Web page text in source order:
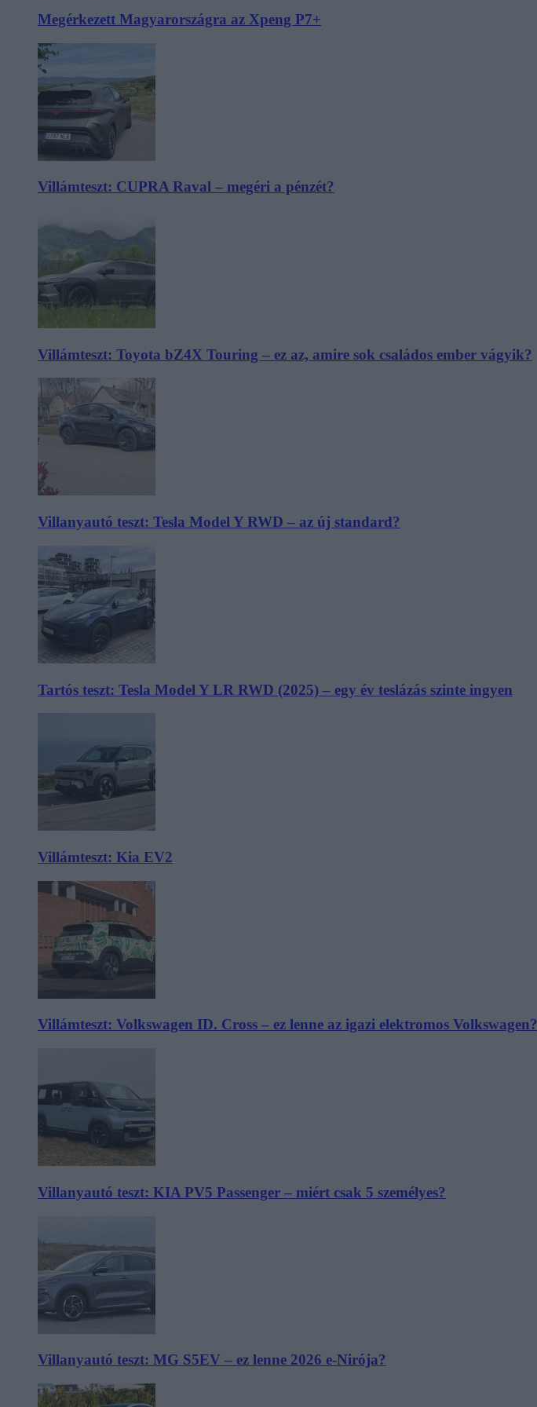
Megérkezett Magyarországra az Xpeng P7+
Villámteszt: CUPRA Raval – megéri a pénzét?
Villámteszt: Toyota bZ4X Touring – ez az, amire sok családos ember vágyik?
Villanyautó teszt: Tesla Model Y RWD – az új standard?
Tartós teszt: Tesla Model Y LR RWD (2025) – egy év teslázás szinte ingyen
Villámteszt: Kia EV2
Villámteszt: Volkswagen ID. Cross – ez lenne az igazi elektromos Volkswagen?
Villanyautó teszt: KIA PV5 Passenger – miért csak 5 személyes?
Villanyautó teszt: MG S5EV – ez lenne 2026 e-Nirója?